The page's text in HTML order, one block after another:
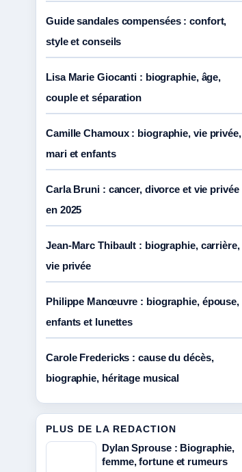
Guide sandales compensées : confort,
style et conseils
Lisa Marie Giocanti : biographie, âge,
couple et séparation
Camille Chamoux : biographie, vie privée,
mari et enfants
Carla Bruni : cancer, divorce et vie privée
en 2025
Jean-Marc Thibault : biographie, carrière,
vie privée
Philippe Manœuvre : biographie, épouse,
enfants et lunettes
Carole Fredericks : cause du décès,
biographie, héritage musical
PLUS DE LA REDACTION
Dylan Sprouse : Biographie,
femme, fortune et rumeurs